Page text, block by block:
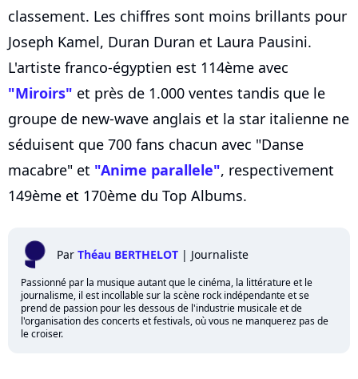
classement. Les chiffres sont moins brillants pour
Joseph Kamel, Duran Duran et Laura Pausini.
L'artiste franco-égyptien est 114ème avec
"Miroirs" et près de 1.000 ventes tandis que le
groupe de new-wave anglais et la star italienne ne
séduisent que 700 fans chacun avec "Danse
macabre" et "Anime parallele", respectivement
149ème et 170ème du Top Albums.
Par Théau BERTHELOT | Journaliste
Passionné par la musique autant que le cinéma, la littérature et le
journalisme, il est incollable sur la scène rock indépendante et se
prend de passion pour les dessous de l'industrie musicale et de
l'organisation des concerts et festivals, où vous ne manquerez pas de
le croiser.